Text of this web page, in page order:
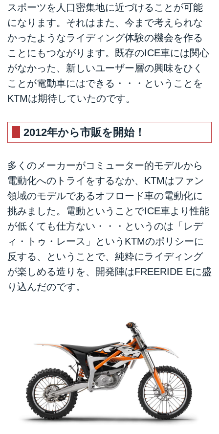
スポーツを人口密集地に近づけることが可能
になります。それはまた、今まで考えられな
かったようなライディング体験の機会を作る
ことにもつながります。既存のICE車には関心
がなかった、新しいユーザー層の興味をひく
ことが電動車にはできる・・・ということを
KTMは期待していたのです。
2012年から市販を開始！
多くのメーカーがコミューター的モデルから
電動化へのトライをするなか、KTMはファン
領域のモデルであるオフロード車の電動化に
挑みました。電動ということでICE車より性能
が低くても仕方ない・・・というのは「レデ
ィ・トゥ・レース」というKTMのポリシーに
反する、ということで、純粋にライディング
が楽しめる造りを、開発陣はFREERIDE Eに盛
り込んだのです。